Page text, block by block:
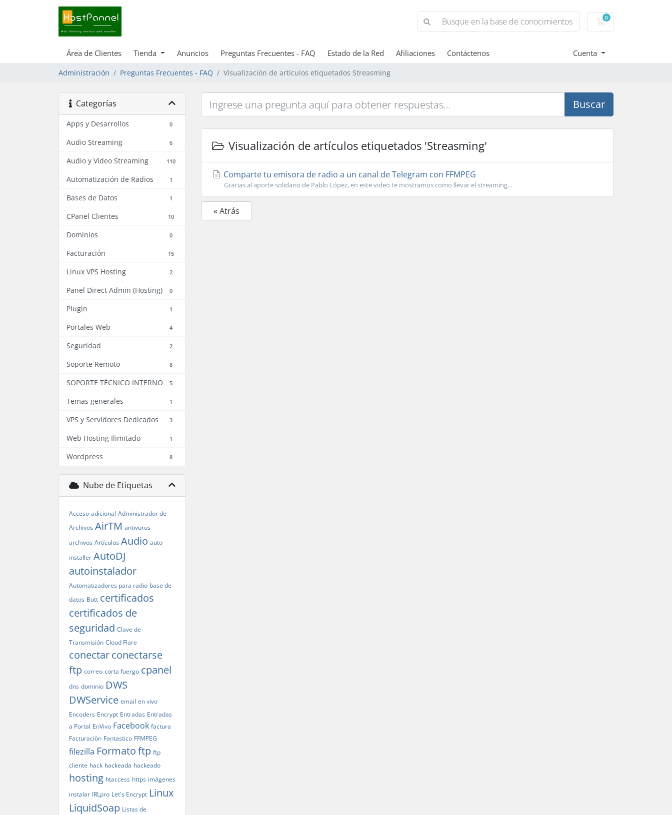
0
Carro de Pedidos
Área de Clientes Tienda Anuncios Preguntas Frecuentes - FAQ Estado de la Red Afiliaciones Contáctenos Cuenta
Administración Preguntas Frecuentes - FAQ Visualización de artículos etiquetados Streasming
Categorías
Apps y Desarrollos 0
Audio Streaming 6
Audio y Video Streaming 110
Automatización de Radios 1
Bases de Datos 1
CPanel Clientes 10
Dominios 0
Facturación 15
Linux VPS Hosting 2
Panel Direct Admin (Hosting) 0
Plugin 1
Portales Web 4
Seguridad 2
Soporte Remoto 8
SOPORTE TÈCNICO INTERNO 5
Temas generales 1
VPS y Servidores Dedicados 3
Web Hosting Ilimitado 1
Wordpress 8
Nube de Etiquetas
Acceso adicional Administrador de
Archivos AirTM antivurus
archivos Artículos Audio auto
installer AutoDJ
autoinstalador
Automatizadores para radio base de
datos Butt certificados
certificados de
seguridad Clave de
Transmisión Cloud Flare
conectarconectarse
ftp correo corta fuergo cpanel
dns dominio DWS
DWService email en vivo
Encoders Encrypt Entradas Entradas
a Portal EnVivo Facebook factura
Facturaciòn Fantastico FFMPEG
filezilla Formatoftp ftp
cliente hack hackeada hackeado
hosting htaccess https imágenes
instalar IRLpro Let's Encrypt Linux
LiquidSoap Listas de
Buscar
Visualización de artículos etiquetados 'Streasming'
Comparte tu emisora de radio a un canal de Telegram con FFMPEG
Gracias al aporte solidario de Pablo López, en este video te mostramos como llevar el streaming...
« Atrás